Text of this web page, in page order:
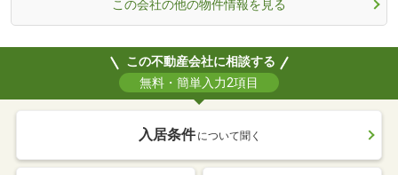
この会社の他の物件情報を見る
この不動産会社に相談する
無料・簡単入力2項目
入居条件 について聞く